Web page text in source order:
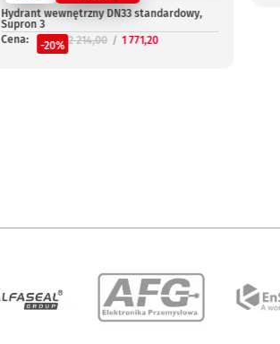
Hydrant wewnętrzny DN33 standardowy,
Supron 3
Cena:
-20% 2 214,00 1 771,20